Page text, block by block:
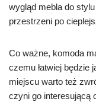
wygląd mebla do
przestrzeni po
Co ważne, komoda
czemu łatwiej będzie
miejscu warto też
czyni go interesującą